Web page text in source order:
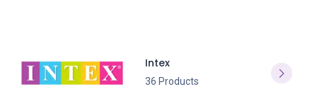
Intex
36 Products